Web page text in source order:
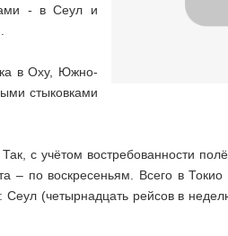
- в Сеул и
в Оху, Южно-
стыковками
с учётом востребованности
по воскресеньям. Всего в Токио
(четырнадцать рейсов в